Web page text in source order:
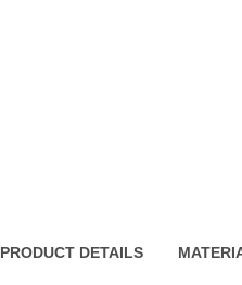
PRODUCT DETAILS